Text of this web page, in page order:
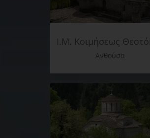
Ι.Μ. Κοιμήσεως
Ανθούσα